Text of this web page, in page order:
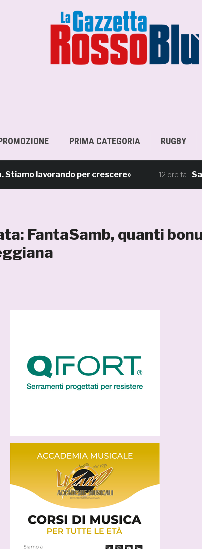
PRIMA CATEGORIA RUGBY
lavorando per crescere» 12 ore fa Samb,
FantaSamb, quanti